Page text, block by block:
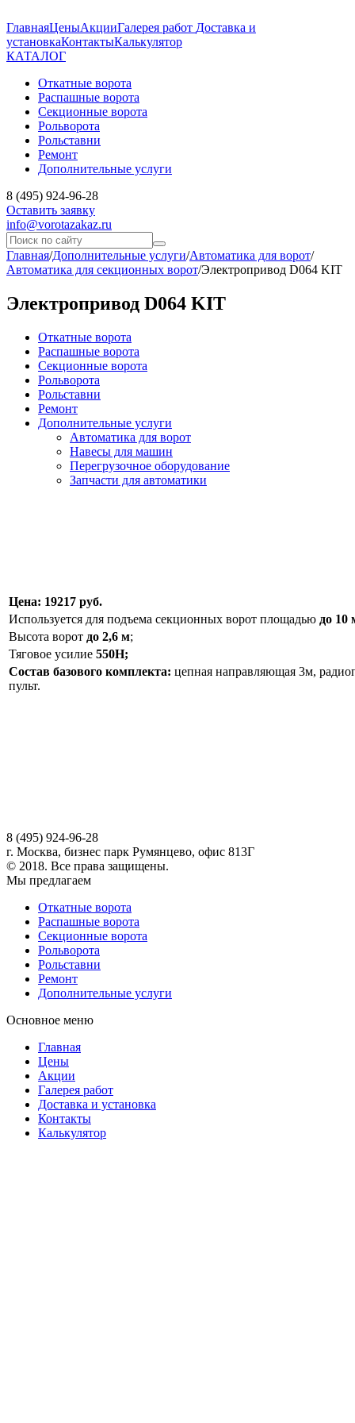
ГлавнаяЦеныАкцииГалерея работ Доставка и
установкаКонтактыКалькулятор
КАТАЛОГ
Откатные ворота
Распашные ворота
Секционные ворота
Рольворота
Рольставни
Ремонт
Дополнительные услуги
8 (495) 924-96-28
Оставить заявку
info@vorotazakaz.ru
Главная/Дополнительные услуги/Автоматика для ворот/
Автоматика для секционных ворот/Электропривод D064 KIT
Электропривод D064 KIT
Откатные ворота
Распашные ворота
Секционные ворота
Рольворота
Рольставни
Ремонт
Дополнительные услуги
Автоматика для ворот
Навесы для машин
Перегрузочное оборудование
Запчасти для автоматики
Цена: 19217 руб.
Используется для подъема секционных ворот площадью до 10
Высота ворот до 2,6 м;
Тяговое усилие 550Н;
Состав базового комплекта: цепная направляющая 3м,
пульт.
8 (495) 924-96-28
г. Москва, бизнес парк Румянцево, офис 813Г
© 2018. Все права защищены.
Мы предлагаем
Откатные ворота
Распашные ворота
Секционные ворота
Рольворота
Рольставни
Ремонт
Дополнительные услуги
Основное меню
Главная
Цены
Акции
Галерея работ
Доставка и установка
Контакты
Калькулятор